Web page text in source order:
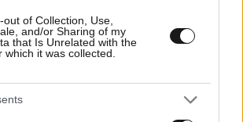
of Collection, Use,
and/or Sharing of my
that Is Unrelated with the
which it was collected.